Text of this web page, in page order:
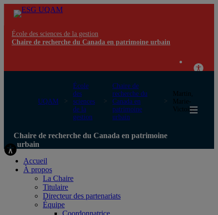
École des sciences de la gestion
Chaire de recherche du Canada en patrimoine urbain
UQAM
École
des
sciences
de la
gestion
Chaire de
recherche du
Canada en
patrimoine
urbain
Martin,
Marie-
Victoire
Chaire de recherche du Canada en patrimoine
urbain
Accueil
À propos
La Chaire
Titulaire
Directeur des partenariats
Équipe
Coordonnatrice